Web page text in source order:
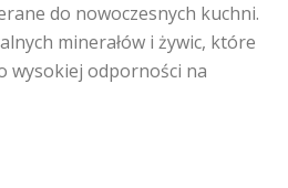
do nowoczesnych kuchni.
minerałów i żywic, które
wysokiej odporności na